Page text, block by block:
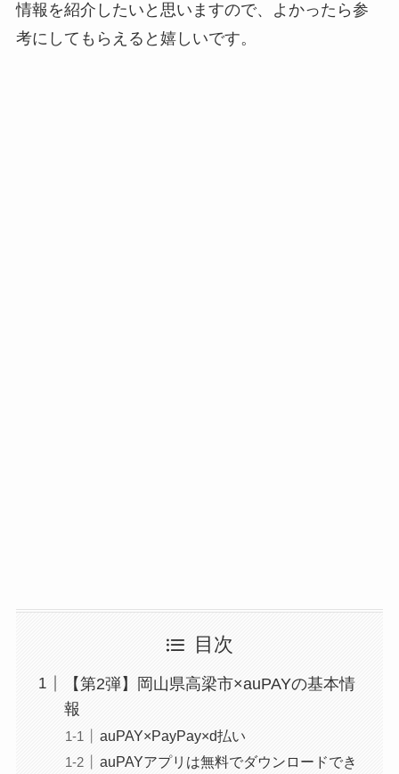
情報を紹介したいと思いますので、
よかったら参
考にしてもらえると嬉しいです。
目次
【第2弾】岡山県高梁市×auPAYの基本情
報
auPAY×PayPay×d払い
auPAYアプリは無料でダウンロードでき